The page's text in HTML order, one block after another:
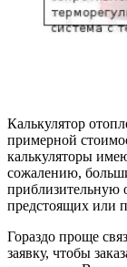
Калькулятор
примерной
калькуляторы
сожалению,
приблизительную
предстоящих или
Гораздо проще
заявку, чтобы